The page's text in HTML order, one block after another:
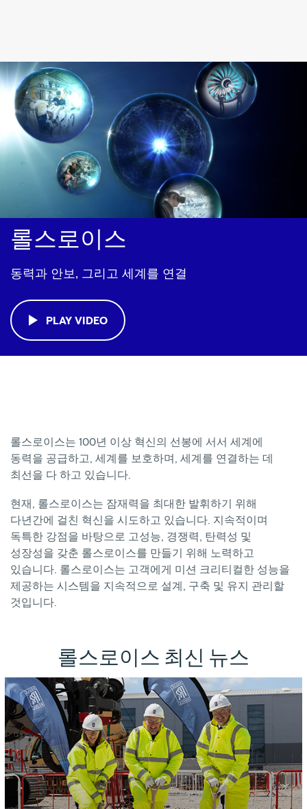
대
한
롤스로이스
동력과 안보, 그리고 세계를 연결
PLAY VIDEO
롤스로이스는 100년 이상 혁신의 선봉에 서서 세계에
동력을 공급하고, 세계를 보호하며, 세계를 연결하는 데
최선을 다 하고 있습니다.
현재, 롤스로이스는 잠재력을 최대한 발휘하기
위해
다년간에
걸친 혁신을 시도하고 있습니다. 지속적이며
독특한 강점을 바탕으로 고성능, 경쟁력, 탄력성 및
성장성을 갖춘 롤스로이스를 만들기 위해
노력하고
있습니다. 롤스로이스는 고객에게 미션 크리티컬한 성능을
제공하는 시스템을 지속적으로 설계, 구축 및 유지
관리할
것입니다.
롤스로이스 최신 뉴스